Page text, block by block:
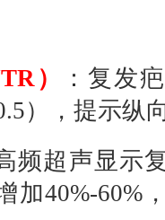
）
：复发
），提示纵
频超声显示
加40%-60%